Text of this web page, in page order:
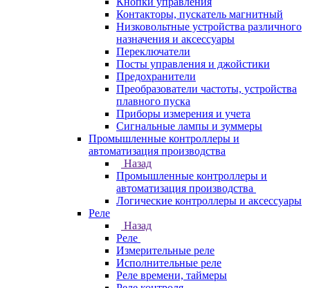
Контакторы, пускатель магнитный
Низковольтные устройства различного
назначения и аксессуары
Переключатели
Посты управления и джойстики
Предохранители
Преобразователи частоты, устройства
плавного пуска
Приборы измерения и учета
Сигнальные лампы и зуммеры
Промышленные контроллеры и
автоматизация производства
Назад
Промышленные контроллеры и
автоматизация производства
Логические контроллеры и аксессуары
Реле
Назад
Реле
Измерительные реле
Исполнительные реле
Реле времени, таймеры